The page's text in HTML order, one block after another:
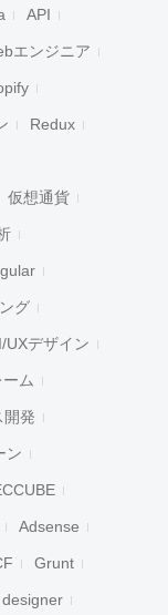
API
エンジニア
Redux
仮想通貨
グ
UXデザイン
ム
開発
ン
Adsense
Grunt
designer